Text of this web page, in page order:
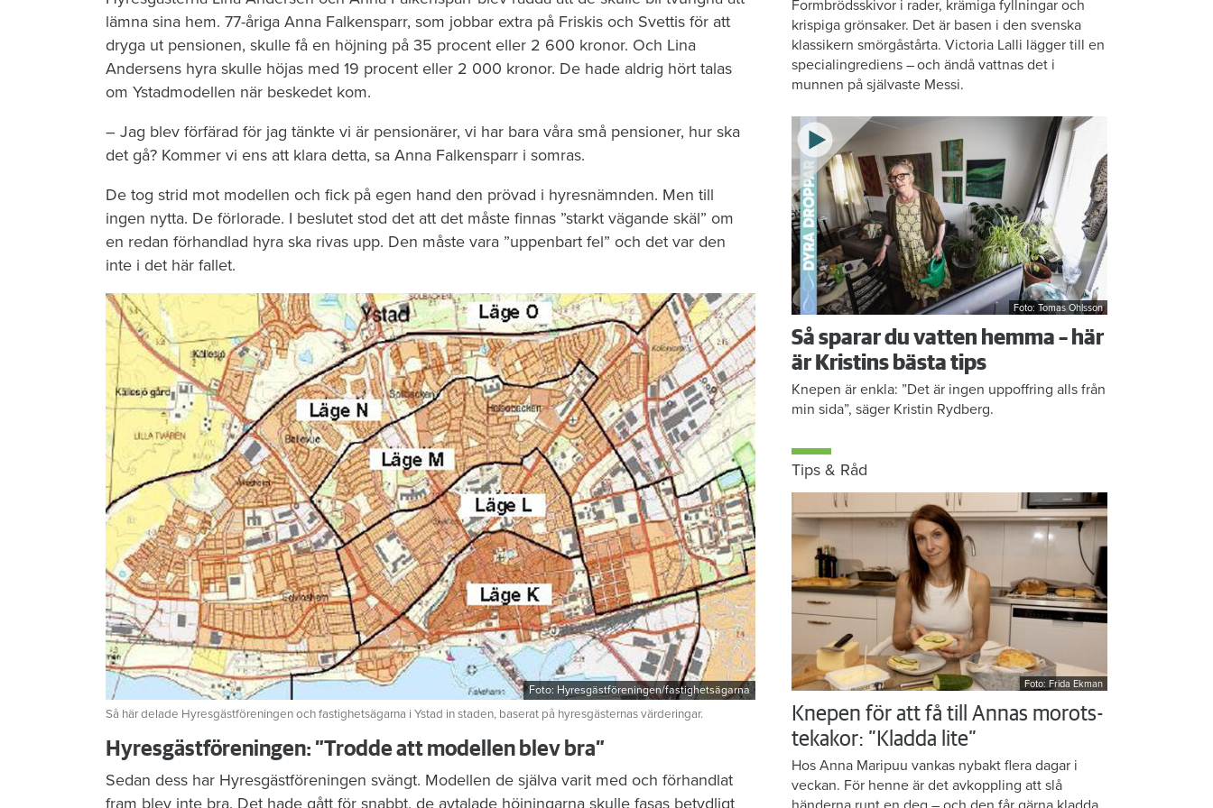
lämna sina hem. 77-åriga Anna Falkensparr, som jobbar extra på Friskis och Svettis för att
dryga ut pensionen, skulle få en höjning på 35 procent eller 2 600 kronor. Och Lina
Andersens hyra skulle höjas med 19 procent eller 2 000 kronor. De hade aldrig hört talas
om Ystadmodellen när beskedet kom.
– Jag blev förfärad för jag tänkte vi är pensionärer, vi har bara våra små pensioner, hur ska
det gå? Kommer vi ens att klara detta, sa Anna Falkensparr i somras.
De tog strid mot modellen och fick på egen hand den prövad i hyresnämnden. Men till
ingen nytta. De förlorade. I beslutet stod det att det måste finnas ”starkt vägande skäl” om
en redan förhandlad hyra ska rivas upp. Den måste vara ”uppenbart fel” och det var den
inte i det här fallet.
Foto: Hyresgästföreningen/fastighetsägarna
Så här delade Hyresgästföreningen och fastighetsägarna i Ystad in staden, baserat på hyresgästernas värderingar.
Hyresgästföreningen: ”Trodde att modellen blev bra”
Sedan dess har Hyresgästföreningen svängt. Modellen de själva varit med och förhandlat
fram blev inte bra. Det hade gått för snabbt, de avtalade höjningarna skulle fasas betydligt
Formbrödsskivor i rader, krämiga fyllningar och
krispiga grönsaker. Det är basen i den svenska
klassikern smörgåstårta. Victoria Lalli lägger till en
specialingrediens – och ändå vattnas det i
munnen på självaste Messi.
Foto: Tomas Ohlsson
Så sparar du vatten hemma – här
är Kristins bästa tips
Knepen är enkla: ”Det är ingen uppoffring alls från
min sida”, säger Kristin Rydberg.
Tips & Råd
Foto: Frida Ekman
Knepen för att få till Annas morots-
tekakor: ”Kladda lite”
Hos Anna Maripuu vankas nybakt flera dagar i
veckan. För henne är det avkoppling att slå